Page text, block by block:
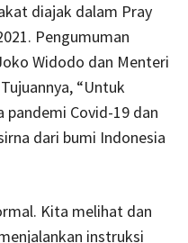
diajak dalam Pray
Pengumuman
Widodo dan Menteri
“Untuk
pandemi Covid-19 dan
dari bumi Indonesia
Kita melihat dan
instruksi